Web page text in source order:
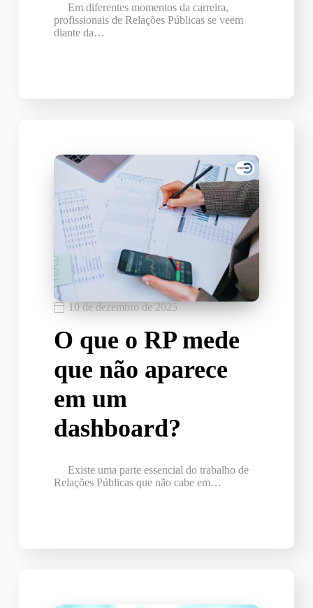
Em diferentes momentos da carreira,
profissionais de Relações Públicas se veem
diante da…
10 de dezembro de 2025
O que o RP mede
que não aparece
em um
dashboard?
Existe uma parte essencial do trabalho de
Relações Públicas que não cabe em…